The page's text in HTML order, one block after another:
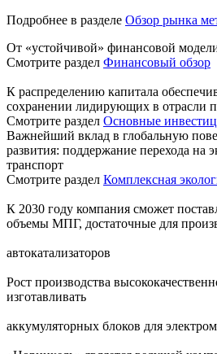
Подробнее в разделе Обзор рынка
От «устойчивой» финансовой
Смотрите раздел Финансовый обзор
К распределению капитала
сохранении лидирующих в отрасли
Смотрите раздел Основные
Важнейший вклад в глобальную
развития: поддержание перехода на
транспорт
Смотрите раздел Комплексная
К 2030 году компания сможет
объемы МПГ, достаточные для
автокатализаторов
Рост производства
изготавливать
аккумуляторных блоков для